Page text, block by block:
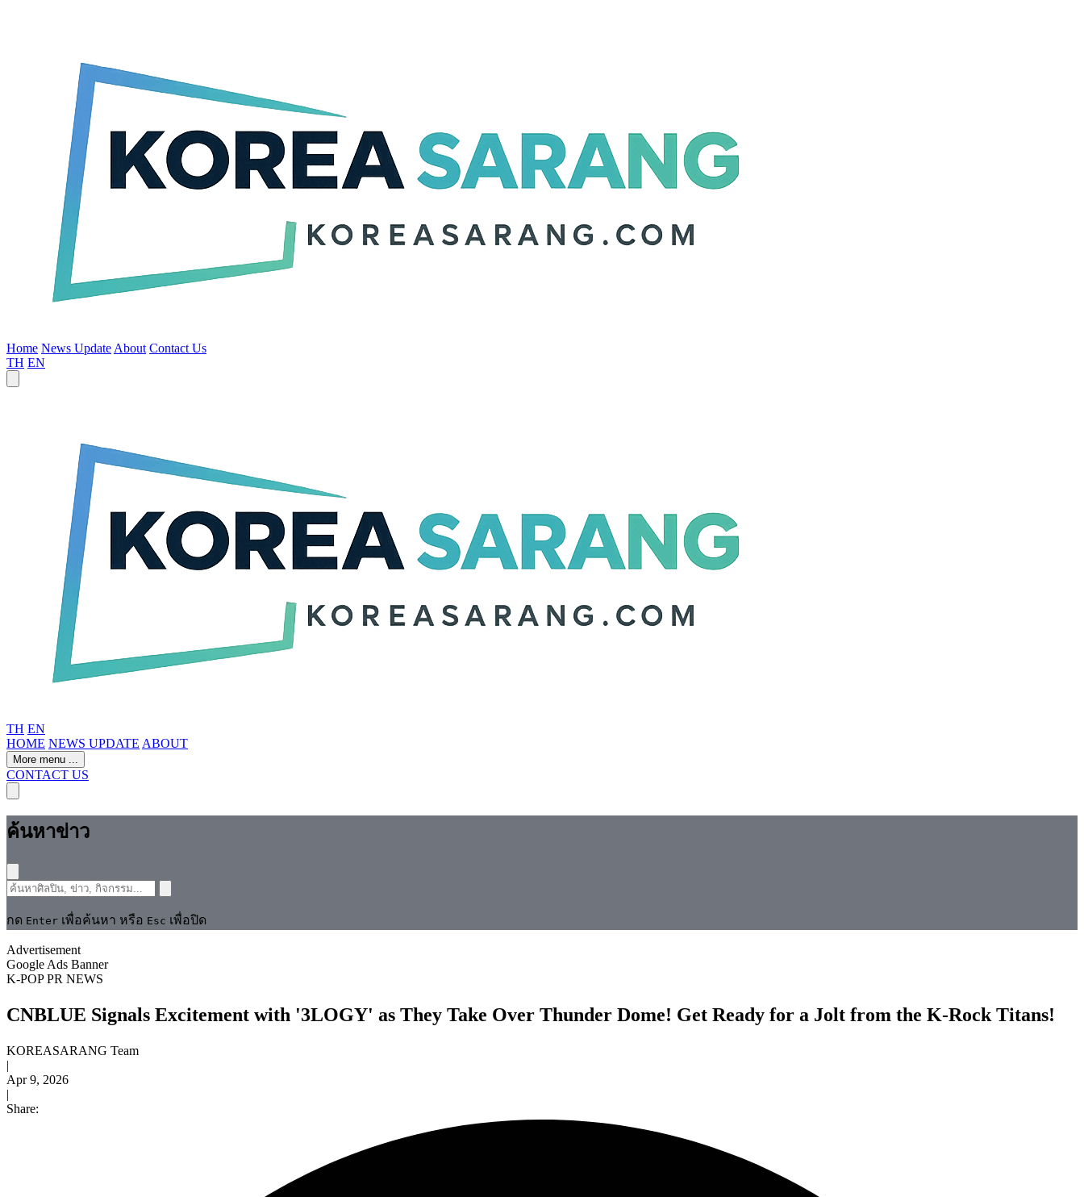
Home News Update About Contact Us
TH EN
TH EN
HOME NEWS UPDATE ABOUT
More menu ...
CONTACT US
ค้นหาข่าว
กด Enter เพื่อค้นหา หรือ Esc เพื่อปิด
Advertisement
Google Ads Banner
K-POPPR NEWS
CNBLUE Signals Excitement with '3LOGY' as They Take Over Thunder Dome! Get Ready for a Jolt from the K-Rock Titans!
KOREASARANG Team
|
Apr 9, 2026
|
Share: